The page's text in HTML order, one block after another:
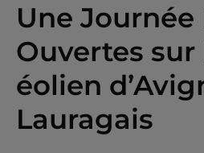
Une Journée
Ouvertes sur
éolien
Lauragais